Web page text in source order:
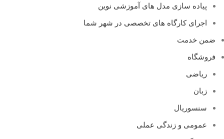
پیاده سازی مدل های آموزشی نوین
اجرای کارگاه های تخصصی در شهر شما
ضمن خدمت
فروشگاه
ریاضی
زبان
سنسوریال
عمومی و زندگی عملی